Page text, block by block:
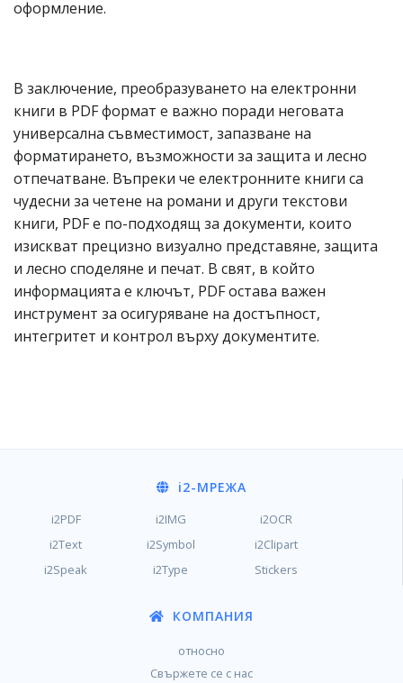
оформление.
В заключение, преобразуването на електронни
книги в PDF формат е важно поради неговата
универсална съвместимост, запазване на
форматирането, възможности за защита и лесно
отпечатване. Въпреки че електронните книги са
чудесни за четене на романи и други текстови
книги, PDF е по-подходящ за документи, които
изискват прецизно визуално представяне, защита
и лесно споделяне и печат. В свят, в който
информацията е ключът, PDF остава важен
инструмент за осигуряване на достъпност,
интегритет и контрол върху документите.
i2-МРЕЖА
i2PDF i2IMG
i2OCR
i2Text
i2Symbol
i2Clipart
i2Speak
i2Type Stickers
КОМПАНИЯ
относно
Свържете се с нас